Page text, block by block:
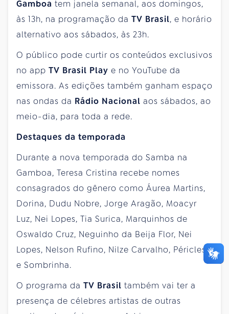
Gamboa tem janela semanal, aos domingos,
às 13h, na programação da TV Brasil, e horário
alternativo aos sábados, às 23h.
O público pode curtir os conteúdos exclusivos
no app TV Brasil Play e no YouTube da
emissora. As edições também ganham espaço
nas ondas da Rádio Nacional aos sábados, ao
meio-dia, para toda a rede.
Destaques da temporada
Durante a nova temporada do Samba na
Gamboa, Teresa Cristina recebe nomes
consagrados do gênero como Áurea Martins,
Dorina, Dudu Nobre, Jorge Aragão, Moacyr
Luz, Nei Lopes, Tia Surica, Marquinhos de
Oswaldo Cruz, Neguinho da Beija Flor, Nei
Lopes, Nelson Rufino, Nilze Carvalho, Péricles
e Sombrinha.
O programa da TV Brasil também vai ter a
presença de célebres artistas de outras